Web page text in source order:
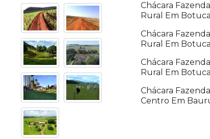
Chácara
Rural Em
Chácara
Rural Em
Chácara
Rural Em
Chácara
Centro Em